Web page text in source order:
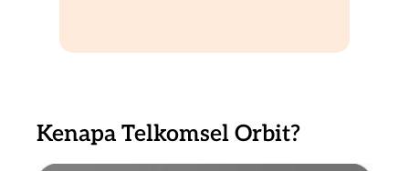
Kenapa Telkomsel Orbit?